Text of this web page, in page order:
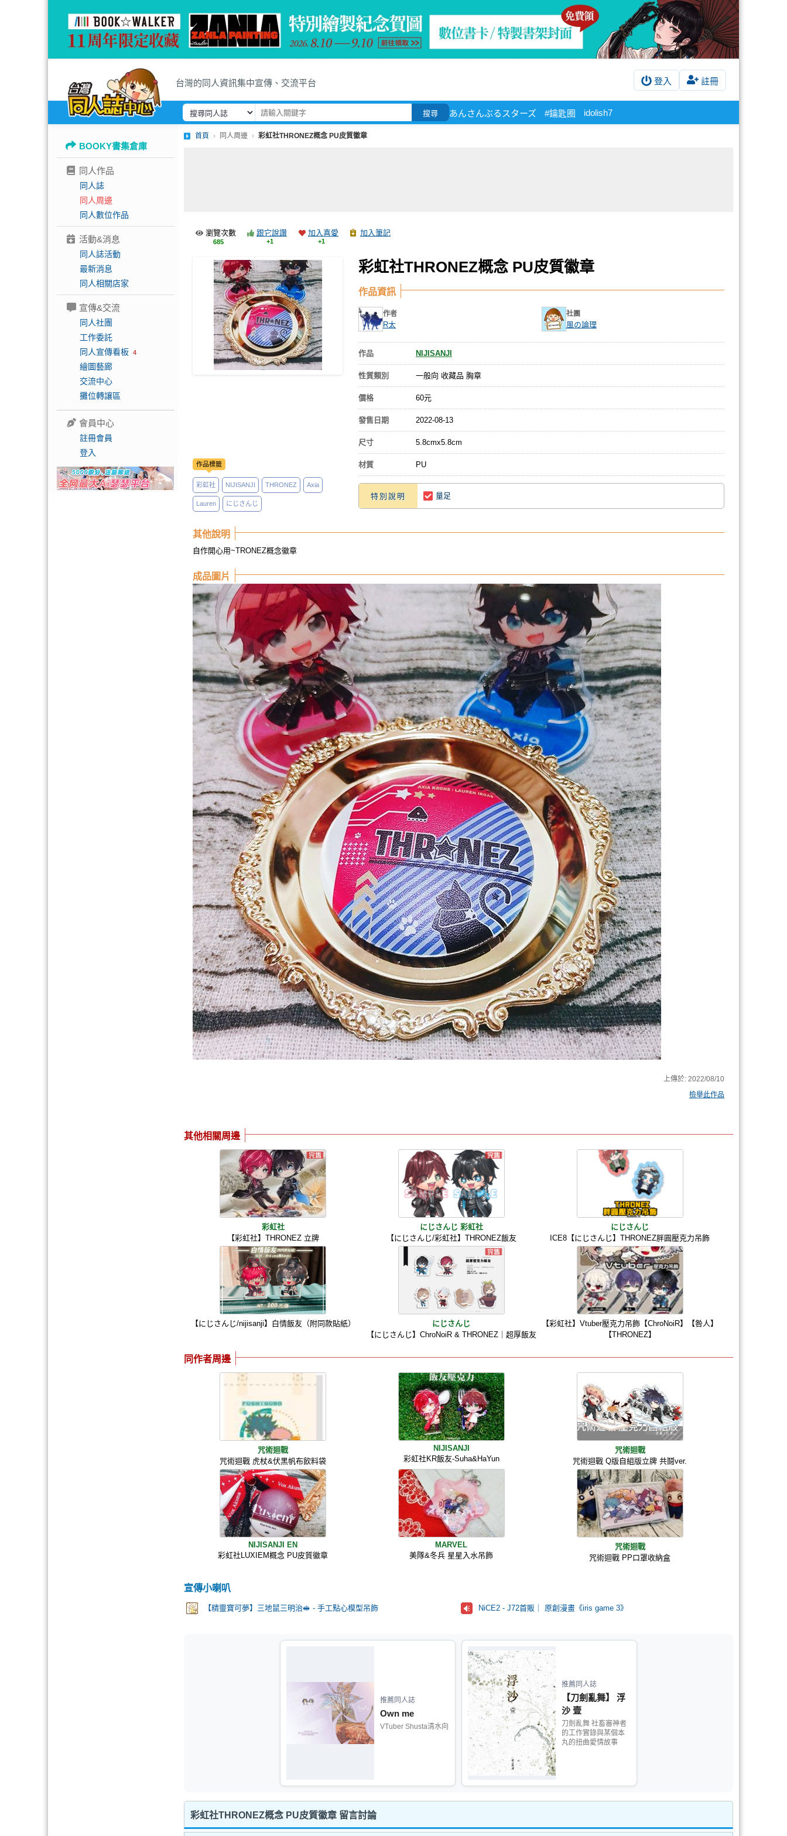
台灣的同人資訊集中宣傳、交流平台 登入 註冊
搜尋 あんさんぶるスターズ #鑰匙圈 idolish7
BOOKY書集倉庫
同人作品
同人誌
同人周邊
同人數位作品
活動&消息
同人誌活動
最新消息
同人相關店家
宣傳&交流
同人社團
工作委託
同人宣傳看板 4
繪圖藝廊
交流中心
攤位轉讓區
會員中心
註冊會員
登入
首頁 同人周邊 彩虹社THRONEZ概念 PU皮質徽章
瀏覽次數
685
跟它說讚
+1
加入喜愛
+1
加入筆記
彩虹社THRONEZ概念 PU皮質徽章
作品標籤
彩虹社 NIJISANJI THRONEZ Axia
Lauren にじさんじ
作品資訊
作者
R太
社團
風の論理
作品 NIJISANJI
性質類別 一般向 收藏品 胸章
價格 60元
發售日期 2022-08-13
尺寸 5.8cmx5.8cm
材質 PU
特別說明 量足
其他說明
自作開心用~TRONEZ概念徽章
成品圖片
上傳於: 2022/08/10
檢舉此作品
其他相關周邊
彩虹社
【彩虹社】THRONEZ 立牌
にじさんじ 彩虹社
【にじさんじ/彩虹社】THRONEZ飯友
にじさんじ
ICE8【にじさんじ】THRONEZ胖圓壓克力吊飾
【にじさんじ/nijisanji】白情飯友（附同款貼紙）
にじさんじ
【にじさんじ】ChroNoiR & THRONEZ｜超厚飯友
【彩虹社】Vtuber壓克力吊飾【ChroNoiR】【咎人】
【THRONEZ】
同作者周邊
咒術迴戰
咒術迴戰 虎杖&伏黑帆布飲料袋
NIJISANJI
彩虹社KR飯友-Suha&HaYun
咒術迴戰
咒術迴戰 Q版自組版立牌 共鬪ver.
NIJISANJI EN
彩虹社LUXIEM概念 PU皮質徽章
MARVEL
美隊&冬兵 星星入水吊飾
咒術迴戰
咒術迴戰 PP口罩收納盒
宣傳小喇叭
【精靈寶可夢】三地鼠三明治🥪 - 手工點心模型吊飾 NiCE2 - J72首販｜ 原創漫畫《iris game 3》
推薦同人誌
Own me
VTuber Shusta清水向
推薦同人誌
【刀劍亂舞】 浮
沙 壹
刀劍亂舞 社畜審神者
的工作實錄與某個本
丸的扭曲愛情故事
彩虹社THRONEZ概念 PU皮質徽章 留言討論